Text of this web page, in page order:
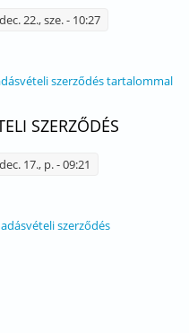
22., sze. - 10:27
szerződés tartalommal
SZERZŐDÉS
17., p. - 09:21
szerződés